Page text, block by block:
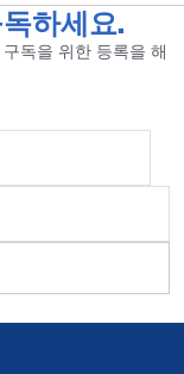
하세요.
독을 위한 등록을 해